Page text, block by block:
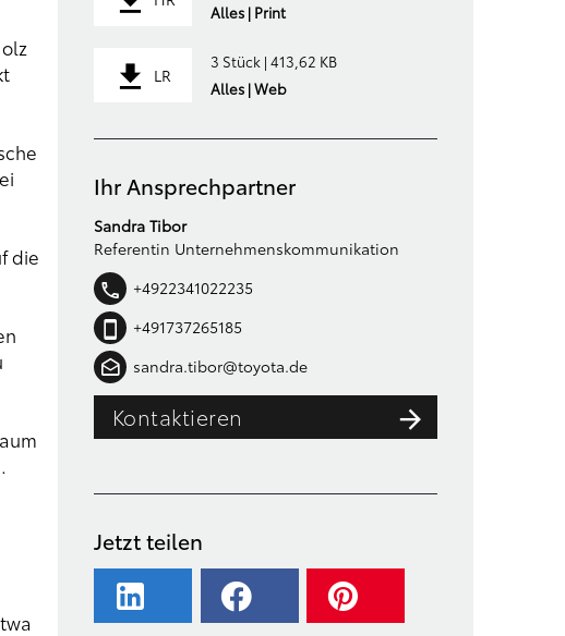
die
Alles | Print
LR
3 Stück | 413,62 KB
Alles | Web
Ihr Ansprechpartner
Sandra Tibor
Referentin Unternehmenskommunikation
+4922341022235
+491737265185
sandra.tibor@toyota.de
Kontaktieren
Jetzt teilen